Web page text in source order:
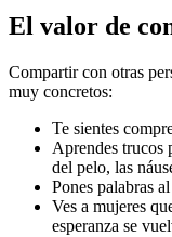
El valor de
Compartir con otras
muy concretos:
Te sientes
Aprendes trucos
del pelo, las
Pones palabras
Ves a mujeres
esperanza se